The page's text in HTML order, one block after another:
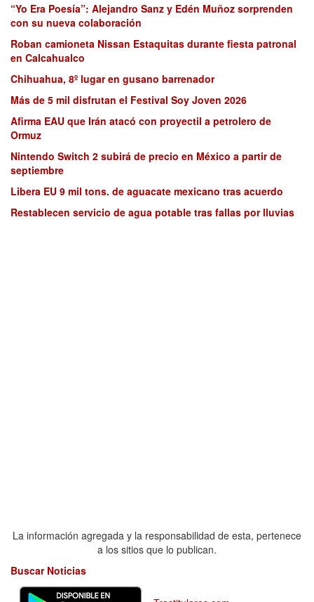
“Yo Era Poesía”: Alejandro Sanz y Edén Muñoz sorprenden
con su nueva colaboración
Roban camioneta Nissan Estaquitas durante fiesta patronal
en Calcahualco
Chihuahua, 8º lugar en gusano barrenador
Más de 5 mil disfrutan el Festival Soy Joven 2026
Afirma EAU que Irán atacó con proyectil a petrolero de
Ormuz
Nintendo Switch 2 subirá de precio en México a partir de
septiembre
Libera EU 9 mil tons. de aguacate mexicano tras acuerdo
Restablecen servicio de agua potable tras fallas por lluvias
La información agregada y la responsabilidad de esta, pertenece
a los sitios que lo publican.
Buscar Noticias